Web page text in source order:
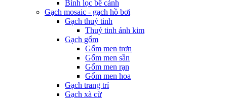
Bình lọc bể cảnh
Gạch mosaic - gạch hồ bơi
Gạch thuỷ tinh
Thuỷ tinh ánh kim
Gạch gốm
Gốm men trơn
Gốm men sần
Gốm men rạn
Gốm men hoa
Gạch trang trí
Gạch xà cừ